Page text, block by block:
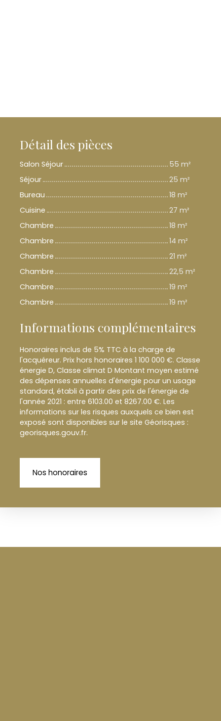
Détail des pièces
Salon Séjour
55 m²
Séjour
25 m²
Bureau
18 m²
Cuisine
27 m²
Chambre
18 m²
Chambre
14 m²
Chambre
21 m²
Chambre
22,5 m²
Chambre
19 m²
Chambre
19 m²
Informations complémentaires
Honoraires inclus de 5% TTC à la charge de
l'acquéreur. Prix hors honoraires 1 100 000 €. Classe
énergie D, Classe climat D Montant moyen estimé
des dépenses annuelles d'énergie pour un usage
standard, établi à partir des prix de l'énergie de
l'année 2021 : entre 6103.00 et 8267.00 €. Les
informations sur les risques auxquels ce bien est
exposé sont disponibles sur le site Géorisques :
georisques.gouv.fr.
Nos honoraires